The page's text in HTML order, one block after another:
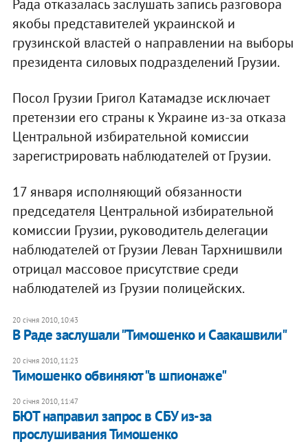
Рада отказалась заслушать запись разговора
якобы представителей украинской и
грузинской властей о направлении на выборы
президента силовых подразделений Грузии.
Посол Грузии Григол Катамадзе исключает
претензии его страны к Украине из-за отказа
Центральной избирательной комиссии
зарегистрировать наблюдателей от Грузии.
17 января исполняющий обязанности
председателя Центральной избирательной
комиссии Грузии, руководитель делегации
наблюдателей от Грузии Леван Тархнишвили
отрицал массовое присутствие среди
наблюдателей из Грузии полицейских.
20 січня 2010, 10:43
В Раде заслушали "Тимошенко и Саакашвили"
20 січня 2010, 11:23
Тимошенко обвиняют "в шпионаже"
20 січня 2010, 11:47
БЮТ направил запрос в СБУ из-за
прослушивания Тимошенко